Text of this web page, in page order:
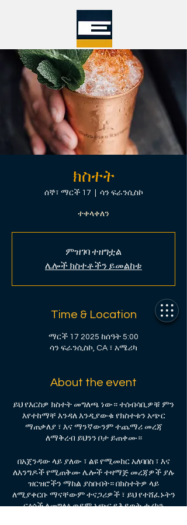
ክስተት
ሰኞ፣ ማርች 17 ሳን ፍራንሲስኮ
ተቀላቀለን
ምዝገባ ተዘግቷል
ሌሎች ክስተቶችን ይመልከቱ
Time & Location
ማርች 17 2025 ከሰዓት 5:00
ሳን ፍራንሲስኮ, CA ፣ አሜሪካ
About the event
ይህ የእርስዎ ክስተት መግለጫ ነው። ተሰብሳቢዎቹ ምን
እየተከማቸ እንዳለ እንዲያውቁ የክስተቱን አጭር
ማጠቃለያ ፣ እና ማንኛውንም ተጨማሪ መረጃ
ለማቅረብ ይህንን ቦታ ይጠቀሙ።
በአጀንዳው ላይ ያለው ፣ ልዩ የሚመከር አለባበስ ፣ እና
ለእንግዶች የሚጠቅሙ ሌሎች ተዛማጅ መረጃዎች ያሉ
ዝርዝሮችን ማከል ያስቡበት። በክስተትዎ ላይ
ለሚያቀርቡ ማናቸውም ተናጋሪዎች ፣ ይህ የተሸፈኑትን
ርዕሶች ለመግለፅ ወይም አጭር የሕይወት ታሪክን